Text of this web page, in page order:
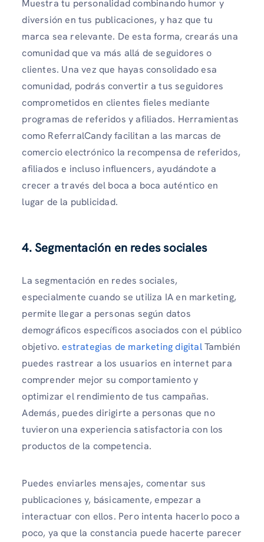
Muestra tu personalidad combinando humor y
diversión en tus publicaciones, y haz que tu
marca sea relevante. De esta forma, crearás una
comunidad que va más allá de seguidores o
clientes. Una vez que hayas consolidado esa
comunidad, podrás convertir a tus seguidores
comprometidos en clientes fieles mediante
programas de referidos y afiliados. Herramientas
como ReferralCandy facilitan a las marcas de
comercio electrónico la recompensa de referidos,
afiliados e incluso influencers, ayudándote a
crecer a través del boca a boca auténtico en
lugar de la publicidad.
4. Segmentación en redes sociales
La segmentación en redes sociales,
especialmente cuando se utiliza IA en marketing,
permite llegar a personas según datos
demográficos específicos asociados con el público
objetivo.estrategias de marketing digitalTambién
puedes rastrear a los usuarios en internet para
comprender mejor su comportamiento y
optimizar el rendimiento de tus campañas.
Además, puedes dirigirte a personas que no
tuvieron una experiencia satisfactoria con los
productos de la competencia.
Puedes enviarles mensajes, comentar sus
publicaciones y, básicamente, empezar a
interactuar con ellos. Pero intenta hacerlo poco a
poco, ya que la constancia puede hacerte parecer